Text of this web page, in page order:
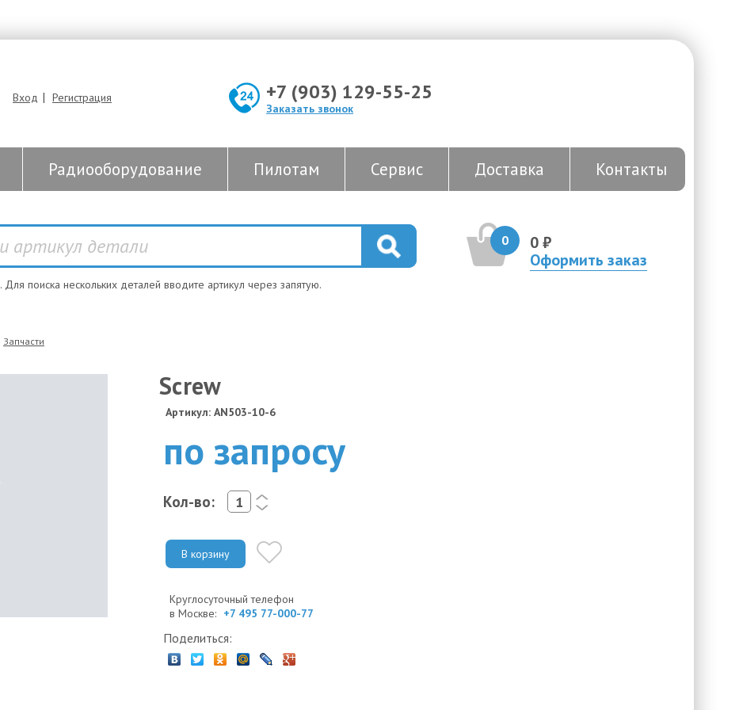
Вход | Регистрация +7 (903) 129-55-25
Заказать звонок
Радиооборудование Пилотам Сервис Доставка Контакты
0
0 ₽
Оформить заказ
. Для поиска нескольких деталей вводите артикул через запятую.
Запчасти
Screw
Артикул: AN503-10-6
по запросу
Кол-во:
<
>
В корзину
Круглосуточный телефон
в Москве: +7 495 77-000-77
Поделиться: